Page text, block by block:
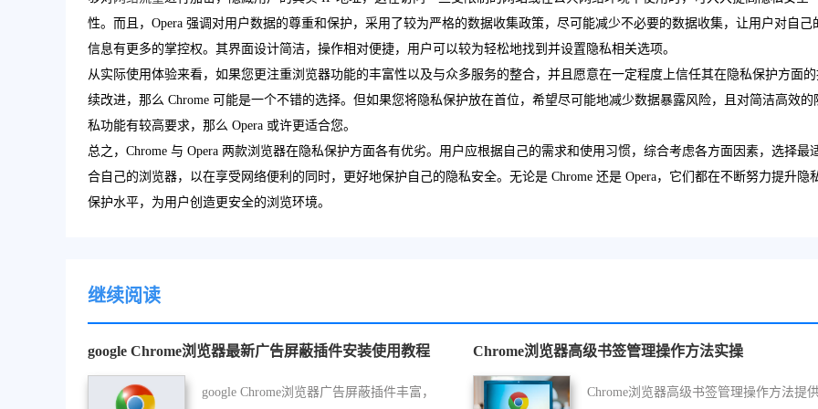
性。而且，Opera 强调对用户数据的尊重和保护，采用了较为严格的数据收集政策，尽可能减少不必要的数据收集，让用户对自己
信息有更多的掌控权。其界面设计简洁，操作相对便捷，用户可以较为轻松地找到并设置隐私相关选项。
从实际使用体验来看，如果您更注重浏览器功能的丰富性以及与众多服务的整合，并且愿意在一定程度上信任其在隐私保护方面
续改进，那么 Chrome 可能是一个不错的选择。但如果您将隐私保护放在首位，希望尽可能地减少数据暴露风险，且对简洁高效的
私功能有较高要求，那么 Opera 或许更适合您。
总之，Chrome 与 Opera 两款浏览器在隐私保护方面各有优劣。用户应根据自己的需求和使用习惯，综合考虑各方面因素，选择最
合自己的浏览器，以在享受网络便利的同时，更好地保护自己的隐私安全。无论是 Chrome 还是 Opera，它们都在不断努力提升隐
保护水平，为用户创造更安全的浏览环境。
继续阅读
google Chrome浏览器最新广告屏蔽插件安装使用教程
google Chrome浏览器广告屏蔽插件丰富，
Chrome浏览器高级书签管理操作方法实操
Chrome浏览器高级书签管理操作方法提